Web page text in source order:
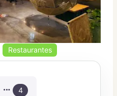
Restaurantes
4